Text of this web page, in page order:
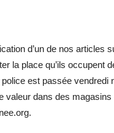
d’un de nos articles
la place qu’ils occupent
est passée
valeur dans des